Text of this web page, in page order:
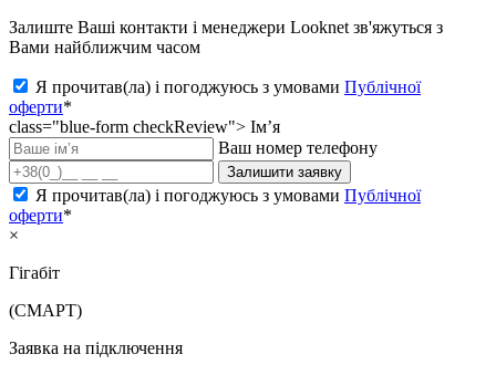
Залиште Ваші контакти і менеджери Looknet зв'яжуться з
Вами найближчим часом
Я прочитав(ла) і погоджуюсь з умовами Публічної
оферти*
class="blue-form checkReview"> Ім’я
Ваш номер телефону
Залишити заявку
Я прочитав(ла) і погоджуюсь з умовами Публічної
оферти*
×
Гігабіт
(СМАРТ)
Заявка на підключення